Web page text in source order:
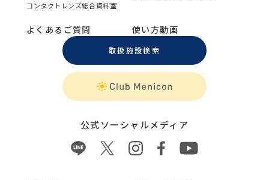
コンタクトレンズ総合資料室
よくあるご質問 使い方動画
取扱施設検索
公式ソーシャルメディア